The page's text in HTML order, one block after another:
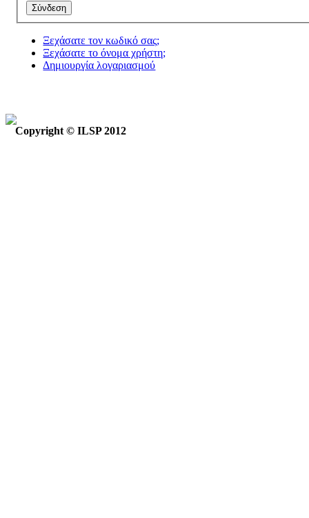
Ξεχάσατε τον κωδικό σας;
Ξεχάσατε το όνομα χρήστη;
Δημιουργία λογαριασμού
Copyright © ILSP 2012